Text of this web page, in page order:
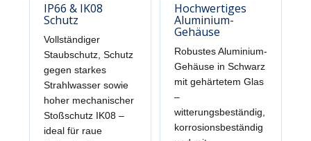
IP66 & IK08
Schutz
Vollständiger
Staubschutz, Schutz
gegen starkes
Strahlwasser sowie
hoher mechanischer
Stoßschutz IK08 –
ideal für raue
Hochwertiges
Aluminium-
Gehäuse
Robustes Aluminium-
Gehäuse in Schwarz
mit gehärtetem Glas
–
witterungsbeständig,
korrosionsbeständig